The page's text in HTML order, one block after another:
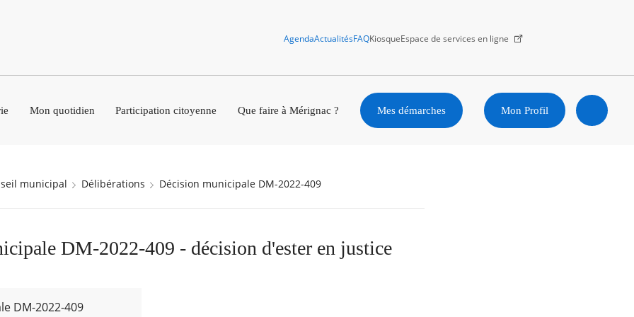
AgendaActualitésFAQKiosqueEspace de services en ligne
Mon quotidien Participation citoyenne Que faire à Mérignac ? Mes démarches Mon Profil
municipal Délibérations Décision municipale DM-2022-409
DM-2022-409 - décision d'ester en justice
DM-2022-409